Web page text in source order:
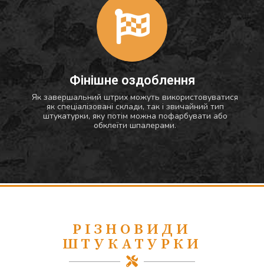
Фінішне оздоблення
Як завершальний штрих можуть використовуватися
як спеціалізовані склади, так і звичайний тип
штукатурки, яку потім можна пофарбувати або
обклеїти шпалерами.
РІЗНОВИДИ
ШТУКАТУРКИ